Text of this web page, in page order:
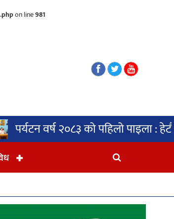
on line981
२०८३ को पहिलो पाइला : हेटौंडामा